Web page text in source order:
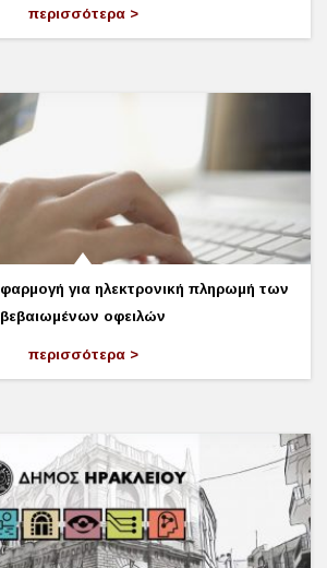
περισσότερα
για ηλεκτρονική πληρωμή των
βεβαιωμένων οφειλών
περισσότερα